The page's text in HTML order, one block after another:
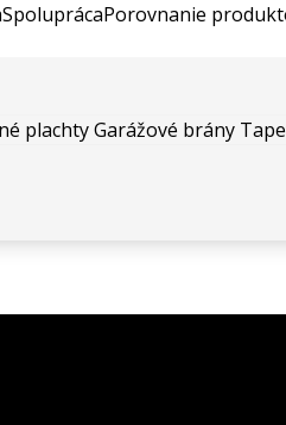
SpoluprácaPorovnanie
plachtyGarážové brány